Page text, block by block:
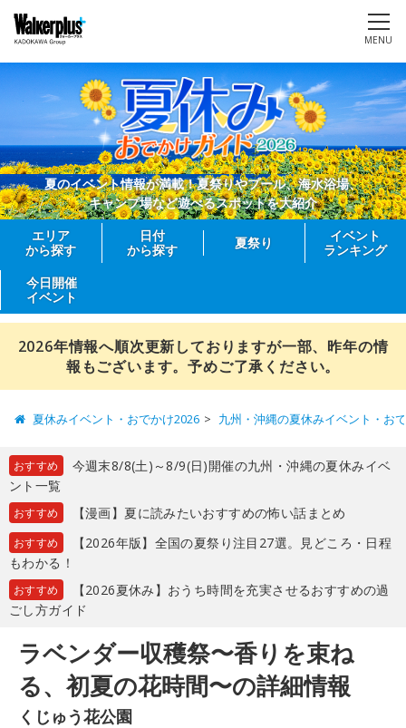
MENU
夏のイベント情報が満載！夏祭りやプール、海水浴場、
キャンプ場など遊べるスポットを大紹介
エリア
から探す
日付
から探す
夏祭り
イベント
ランキング
今日開催
イベント
2026年情報へ順次更新しておりますが一部、昨年の情
報もございます。予めご了承ください。
夏休みイベント・おでかけ2026 九州・沖縄の夏休みイベント・お
おすすめ
今週末8/8(土)～8/9(日)開催の九州・沖縄の夏休みイベ
ント一覧
おすすめ 【漫画】夏に読みたいおすすめの怖い話まとめ
おすすめ
【2026年版】全国の夏祭り注目27選。見どころ・日程
もわかる！
おすすめ
【2026夏休み】おうち時間を充実させるおすすめの過
ごし方ガイド
ラベンダー収穫祭〜香りを束ね
る、初夏の花時間〜の詳細情報
くじゅう花公園